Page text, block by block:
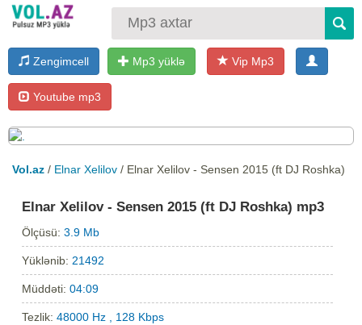
Zengimcell Mp3 yüklə Vip Mp3
Youtube mp3
Vol.az / Elnar Xelilov / Elnar Xelilov - Sensen 2015 (ft DJ Roshka)
Elnar Xelilov - Sensen 2015 (ft DJ Roshka) mp3
Ölçüsü:3.9 Mb
Yüklənib: 21492
Müddəti:04:09
Tezlik:48000 Hz , 128 Kbps